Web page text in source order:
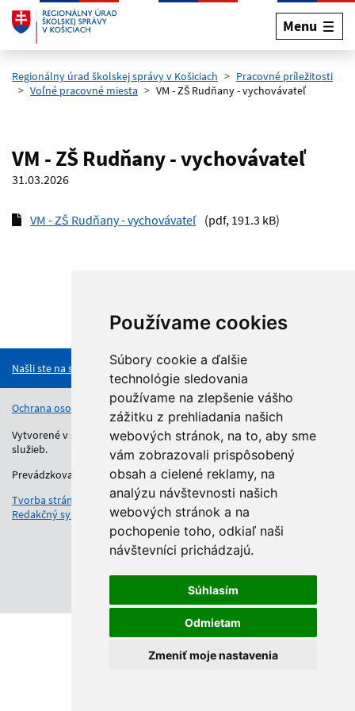
Používame cookies
Súbory cookie a ďalšie
technológie sledovania
používame na zlepšenie vášho
zážitku z prehliadania našich
webových stránok, na to, aby sme
vám zobrazovali prispôsobený
obsah a cielené reklamy, na
analýzu návštevnosti našich
webových stránok a na
pochopenie toho, odkiaľ naši
návštevníci prichádzajú.
Súhlasím
Odmietam
Zmeniť moje nastavenia
Preskočiť na hlavný obsah
Menu
Regionálny úrad školskej správy v Košiciach
Pracovné príležitosti
Voľné pracovné miesta
VM - ZŠ Rudňany - vychovávateľ
VM - ZŠ Rudňany - vychovávateľ
31.03.2026
VM - ZŠ Rudňany - vychovávateľ (pdf, 191.3 kB)
Našli ste na stránke chybu?
Ochrana osobných údajov Vyhlásenie o prístupnosti Kontakt
Vytvorené v súlade s Jednotným dizajn manuálom elektronických
služieb.
Prevádzkovateľom služby je Regionálny úrad školskej správy.
Tvorba stránok
: Aglo Solutions
Redakčný systém
: SysCom